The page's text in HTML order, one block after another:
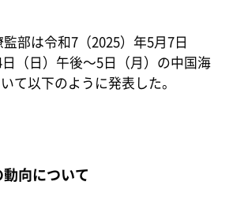
部は令和7（2025）年5月7日
日（日）午後～5日（月）の中国海
て以下のように発表した。
向について